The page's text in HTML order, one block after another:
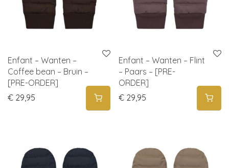
Enfant – Wanten –
Coffee bean – Bruin –
[PRE-ORDER]
€ 29,95
Enfant – Wanten – Flint
– Paars – [PRE-
ORDER]
€ 29,95